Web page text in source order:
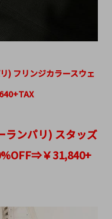
) フリンジカラースウェ
ンパリ) スタッズ
￥31,840+